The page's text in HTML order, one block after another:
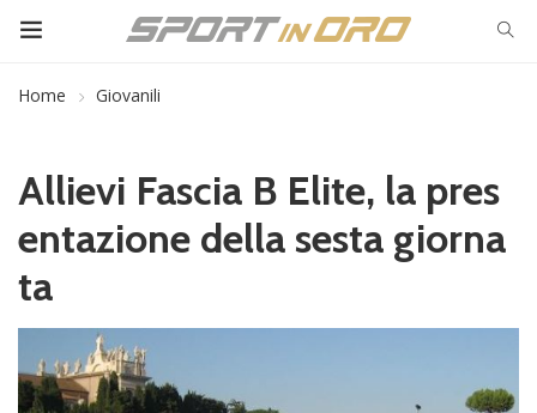
Home Giovanili
Allievi Fascia B Elite, la pres
entazione della sesta giorna
ta